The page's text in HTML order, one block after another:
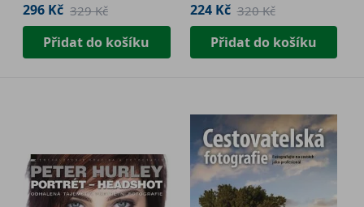
296 Kč 329 Kč
Přidat do košíku
224 Kč 320 Kč
Přidat do košíku